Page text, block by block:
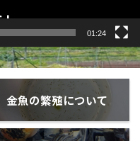
01:24
金魚の繁殖について